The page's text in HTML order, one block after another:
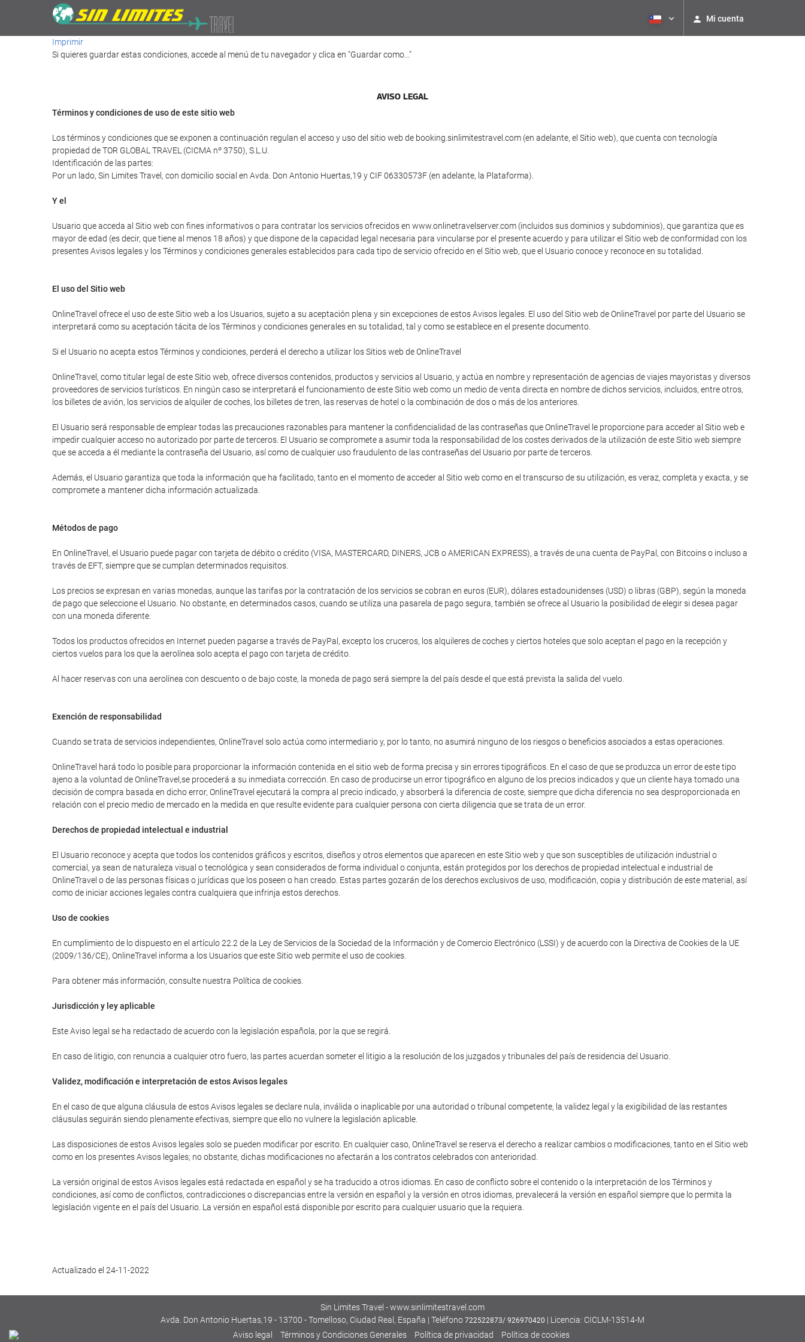
Mi cuenta
Imprimir
Si quieres guardar estas condiciones, accede al menú de tu navegador y clica en "Guardar como..."
AVISO LEGAL
Términos y condiciones de uso de este sitio web
Los términos y condiciones que se exponen a continuación regulan el acceso y uso del sitio web de booking.sinlimitestravel.com (en adelante, el Sitio web), que cuenta con tecnología
propiedad de TOR GLOBAL TRAVEL (CICMA nº 3750), S.L.U.
Identificación de las partes:
Por un lado, Sin Limites Travel, con domicilio social en Avda. Don Antonio Huertas,19 y CIF 06330573F (en adelante, la Plataforma).
Y el
Usuario que acceda al Sitio web con fines informativos o para contratar los servicios ofrecidos en www.onlinetravelserver.com (incluidos sus dominios y subdominios), que garantiza que es
mayor de edad (es decir, que tiene al menos 18 años) y que dispone de la capacidad legal necesaria para vincularse por el presente acuerdo y para utilizar el Sitio web de conformidad con los
presentes Avisos legales y los Términos y condiciones generales establecidos para cada tipo de servicio ofrecido en el Sitio web, que el Usuario conoce y reconoce en su totalidad.
El uso del Sitio web
OnlineTravel ofrece el uso de este Sitio web a los Usuarios, sujeto a su aceptación plena y sin excepciones de estos Avisos legales. El uso del Sitio web de OnlineTravel por parte del Usuario se
interpretará como su aceptación tácita de los Términos y condiciones generales en su totalidad, tal y como se establece en el presente documento.
Si el Usuario no acepta estos Términos y condiciones, perderá el derecho a utilizar los Sitios web de OnlineTravel
OnlineTravel, como titular legal de este Sitio web, ofrece diversos contenidos, productos y servicios al Usuario, y actúa en nombre y representación de agencias de viajes mayoristas y diversos
proveedores de servicios turísticos. En ningún caso se interpretará el funcionamiento de este Sitio web como un medio de venta directa en nombre de dichos servicios, incluidos, entre otros,
los billetes de avión, los servicios de alquiler de coches, los billetes de tren, las reservas de hotel o la combinación de dos o más de los anteriores.
El Usuario será responsable de emplear todas las precauciones razonables para mantener la confidencialidad de las contraseñas que OnlineTravel le proporcione para acceder al Sitio web e
impedir cualquier acceso no autorizado por parte de terceros. El Usuario se compromete a asumir toda la responsabilidad de los costes derivados de la utilización de este Sitio web siempre
que se acceda a él mediante la contraseña del Usuario, así como de cualquier uso fraudulento de las contraseñas del Usuario por parte de terceros.
Además, el Usuario garantiza que toda la información que ha facilitado, tanto en el momento de acceder al Sitio web como en el transcurso de su utilización, es veraz, completa y exacta, y se
compromete a mantener dicha información actualizada.
Métodos de pago
En OnlineTravel, el Usuario puede pagar con tarjeta de débito o crédito (VISA, MASTERCARD, DINERS, JCB o AMERICAN EXPRESS), a través de una cuenta de PayPal, con Bitcoins o incluso a
través de EFT, siempre que se cumplan determinados requisitos.
Los precios se expresan en varias monedas, aunque las tarifas por la contratación de los servicios se cobran en euros (EUR), dólares estadounidenses (USD) o libras (GBP), según la moneda
de pago que seleccione el Usuario. No obstante, en determinados casos, cuando se utiliza una pasarela de pago segura, también se ofrece al Usuario la posibilidad de elegir si desea pagar
con una moneda diferente.
Todos los productos ofrecidos en Internet pueden pagarse a través de PayPal, excepto los cruceros, los alquileres de coches y ciertos hoteles que solo aceptan el pago en la recepción y
ciertos vuelos para los que la aerolínea solo acepta el pago con tarjeta de crédito.
Al hacer reservas con una aerolínea con descuento o de bajo coste, la moneda de pago será siempre la del país desde el que está prevista la salida del vuelo.
Exención de responsabilidad
Cuando se trata de servicios independientes, OnlineTravel solo actúa como intermediario y, por lo tanto, no asumirá ninguno de los riesgos o beneficios asociados a estas operaciones.
OnlineTravel hará todo lo posible para proporcionar la información contenida en el sitio web de forma precisa y sin errores tipográficos. En el caso de que se produzca un error de este tipo
ajeno a la voluntad de OnlineTravel,se procederá a su inmediata corrección. En caso de producirse un error tipográfico en alguno de los precios indicados y que un cliente haya tomado una
decisión de compra basada en dicho error, OnlineTravel ejecutará la compra al precio indicado, y absorberá la diferencia de coste, siempre que dicha diferencia no sea desproporcionada en
relación con el precio medio de mercado en la medida en que resulte evidente para cualquier persona con cierta diligencia que se trata de un error.
Derechos de propiedad intelectual e industrial
El Usuario reconoce y acepta que todos los contenidos gráficos y escritos, diseños y otros elementos que aparecen en este Sitio web y que son susceptibles de utilización industrial o
comercial, ya sean de naturaleza visual o tecnológica y sean considerados de forma individual o conjunta, están protegidos por los derechos de propiedad intelectual e industrial de
OnlineTravel o de las personas físicas o jurídicas que los poseen o han creado. Estas partes gozarán de los derechos exclusivos de uso, modificación, copia y distribución de este material, así
como de iniciar acciones legales contra cualquiera que infrinja estos derechos.
Uso de cookies
En cumplimiento de lo dispuesto en el artículo 22.2 de la Ley de Servicios de la Sociedad de la Información y de Comercio Electrónico (LSSI) y de acuerdo con la Directiva de Cookies de la UE
(2009/136/CE), OnlineTravel informa a los Usuarios que este Sitio web permite el uso de cookies.
Para obtener más información, consulte nuestra Política de cookies.
Jurisdicción y ley aplicable
Este Aviso legal se ha redactado de acuerdo con la legislación española, por la que se regirá.
En caso de litigio, con renuncia a cualquier otro fuero, las partes acuerdan someter el litigio a la resolución de los juzgados y tribunales del país de residencia del Usuario.
Validez, modificación e interpretación de estos Avisos legales
En el caso de que alguna cláusula de estos Avisos legales se declare nula, inválida o inaplicable por una autoridad o tribunal competente, la validez legal y la exigibilidad de las restantes
cláusulas seguirán siendo plenamente efectivas, siempre que ello no vulnere la legislación aplicable.
Las disposiciones de estos Avisos legales solo se pueden modificar por escrito. En cualquier caso, OnlineTravel se reserva el derecho a realizar cambios o modificaciones, tanto en el Sitio web
como en los presentes Avisos legales; no obstante, dichas modificaciones no afectarán a los contratos celebrados con anterioridad.
La versión original de estos Avisos legales está redactada en español y se ha traducido a otros idiomas. En caso de conflicto sobre el contenido o la interpretación de los Términos y
condiciones, así como de conflictos, contradicciones o discrepancias entre la versión en español y la versión en otros idiomas, prevalecerá la versión en español siempre que lo permita la
legislación vigente en el país del Usuario. La versión en español está disponible por escrito para cualquier usuario que la requiera.
Actualizado el 24-11-2022
Sin Limites Travel - www.sinlimitestravel.com
Avda. Don Antonio Huertas,19 - 13700 - Tomelloso, Ciudad Real, España | Teléfono 722522873/ 926970420 | Licencia: CICLM-13514-M
Aviso legal
Términos y Condiciones Generales Política de privacidad Política de cookies